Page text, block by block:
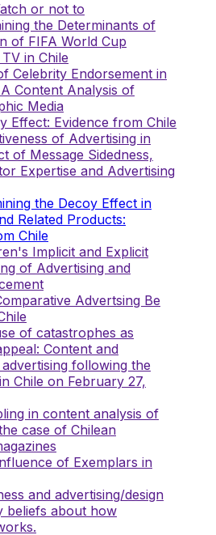
or not to
the Determinants of
of FIFA World Cup
in Chile
Celebrity Endorsement in
Content Analysis of
Media
Effect: Evidence from Chile
of Advertising in
of Message Sidedness,
Expertise and Advertising
the Decoy Effect in
Related Products:
Chile
Implicit and Explicit
of Advertising and
Advertsing Be
of catastrophes as
Content and
following the
Chile on February 27,
in content analysis of
case of Chilean
of Exemplars in
and advertising/design
beliefs about how